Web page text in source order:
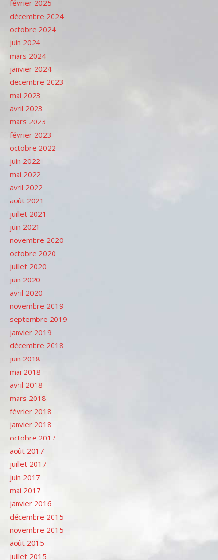
février 2025
décembre 2024
octobre 2024
juin 2024
mars 2024
janvier 2024
décembre 2023
mai 2023
avril 2023
mars 2023
février 2023
octobre 2022
juin 2022
mai 2022
avril 2022
août 2021
juillet 2021
juin 2021
novembre 2020
octobre 2020
juillet 2020
juin 2020
avril 2020
novembre 2019
septembre 2019
janvier 2019
décembre 2018
juin 2018
mai 2018
avril 2018
mars 2018
février 2018
janvier 2018
octobre 2017
août 2017
juillet 2017
juin 2017
mai 2017
janvier 2016
décembre 2015
novembre 2015
août 2015
juillet 2015